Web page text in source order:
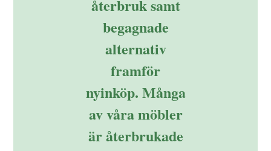
återbruk samt
begagnade
alternativ
framför
nyinköp. Många
av våra möbler
är återbrukade